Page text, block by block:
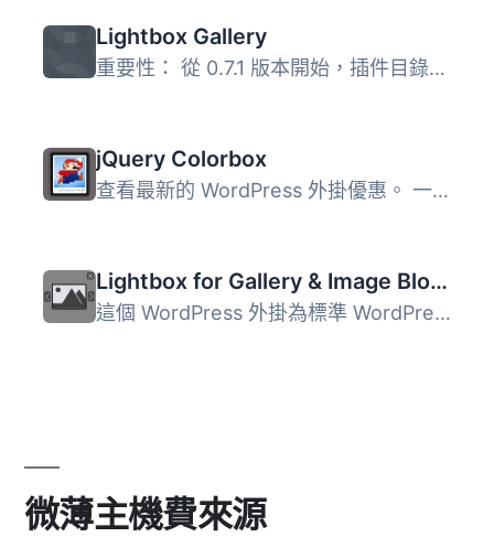
Lightbox Gallery
重要性： 從 0.7.1 版本開始，插件目錄的版權規定導致默認顯...
jQuery Colorbox
查看最新的 WordPress 外掛優惠。 一个用于 WordPress 的 Col...
Lightbox for Gallery & Image Block
這個 WordPress 外掛為標準 WordPress 圖庫及圖像區塊新增了...
微薄主機費來源